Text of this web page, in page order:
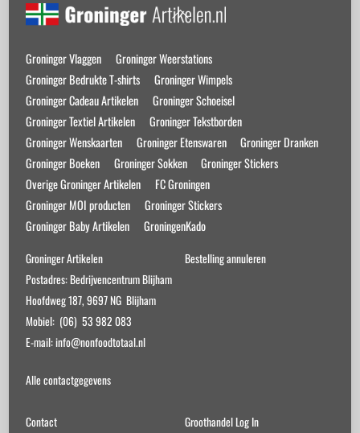
kan
worden
op
de
productpagina
Back
Top
Groninger Vlaggen
Groninger Weerstations
Groninger Bedrukte T-shirts
Groninger Wimpels
Groninger Cadeau Artikelen
Groninger Schoeisel
Groninger Textiel Artikelen
Groninger Tekstborden
Groninger Wenskaarten
Groninger Etenswaren
Groninger Dranken
Groninger Boeken
Groninger Sokken
Groninger Stickers
Overige Groninger Artikelen
FC Groningen
Groninger MOI producten
Groninger Stickers
Groninger Baby Artikelen
GroningenKado
Groninger Artikelen
Postadres: Bedrijvencentrum Blijham
Hoofdweg 187, 9697 NG Blijham
Mobiel: (06) 53 982 083
E-mail: info@nonfoodtotaal.nl
Alle contactgegevens
Bestelling annuleren
Contact Groothandel Log In